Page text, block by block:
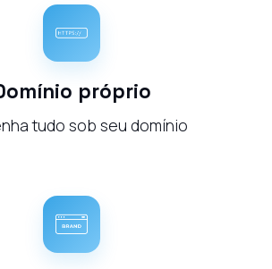
próprio
tudo sob seu domínio